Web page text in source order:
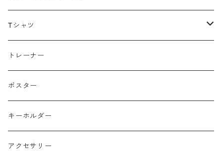
海外
北海道
東北
上信越・尾瀬・日光・北関東
北アルプス
Tシャツ
半袖
コットン
ポリエステル
長袖
Performance Art Wear
トレーナー
ポスター
キーホルダー
アクセサリー